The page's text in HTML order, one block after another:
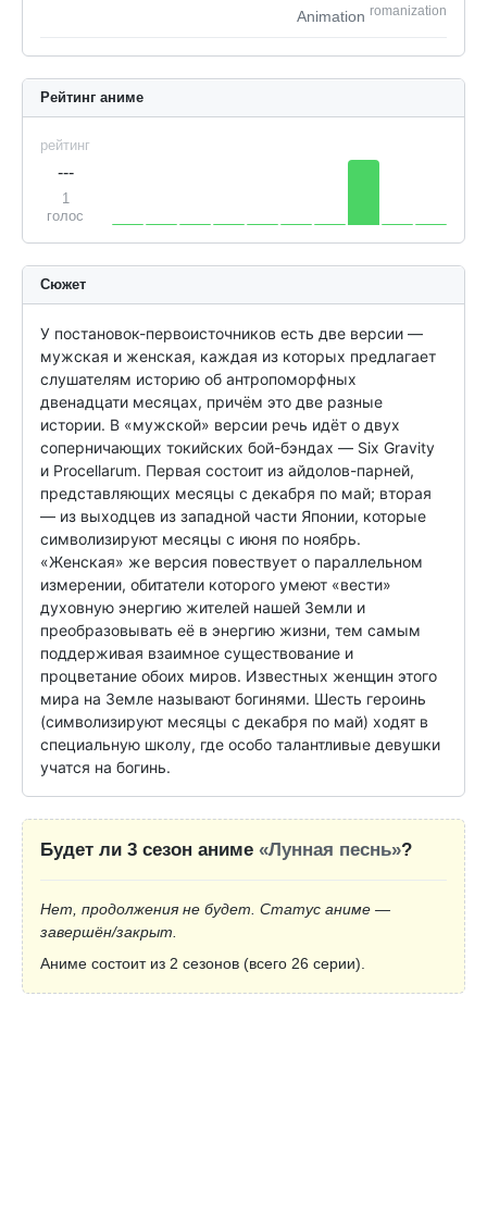
Animation romanization
Рейтинг аниме
рейтинг
---
1
голос
Сюжет
У постановок-первоисточников есть две версии —
мужская и женская, каждая из которых предлагает
слушателям историю об антропоморфных
двенадцати месяцах, причём это две разные
истории. В «мужской» версии речь идёт о двух
соперничающих токийских бой-бэндах — Six Gravity
и Procellarum. Первая состоит из айдолов-парней,
представляющих месяцы с декабря по май; вторая
— из выходцев из западной части Японии, которые
символизируют месяцы с июня по ноябрь.
«Женская» же версия повествует о параллельном
измерении, обитатели которого умеют «вести»
духовную энергию жителей нашей Земли и
преобразовывать её в энергию жизни, тем самым
поддерживая взаимное существование и
процветание обоих миров. Известных женщин этого
мира на Земле называют богинями. Шесть героинь
(символизируют месяцы с декабря по май) ходят в
специальную школу, где особо талантливые девушки
учатся на богинь.
Будет ли 3 сезон аниме «Лунная песнь»?
Нет, продолжения не будет. Статус аниме —
завершён/закрыт.
Аниме состоит из 2 сезонов (всего 26 серии).